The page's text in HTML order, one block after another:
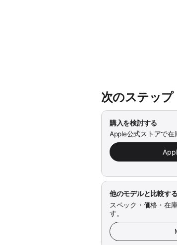
次のステップ
購入を検討する
Apple公式ストアで在
他のモデルと比較する
スペック・価格・在
す。